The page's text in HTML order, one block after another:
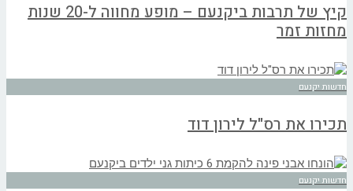
קיץ של תרבות ביקנעם – מופע מחווה ל-20 שנות
מחזות זמר
חדשות יקנעם
תכירו את רס"ל לירון דוד
חדשות יקנעם